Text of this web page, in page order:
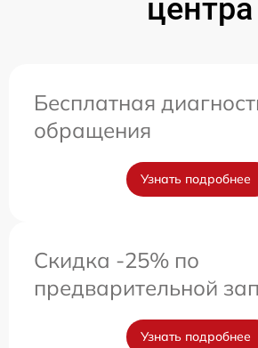
центра
Бесплатная
обращения
Узнать подробнее
Скидка -25% по
предварительной
Узнать подробнее